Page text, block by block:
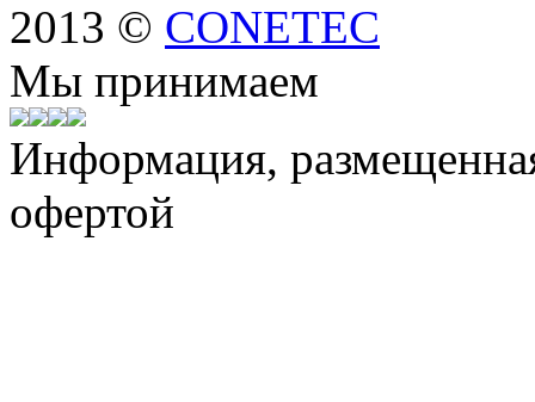
2013 © CONETEC
Мы принимаем
Информация,
офертой